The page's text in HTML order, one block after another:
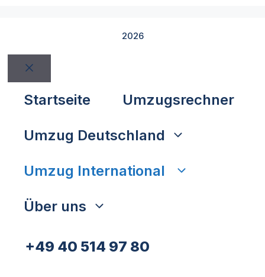
2026
Schließen
Startseite Umzugsrechner
Umzug Deutschland
Umzug International
Über uns
+49 40 514 97 80